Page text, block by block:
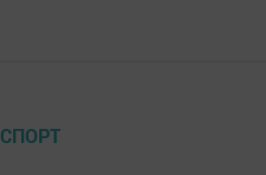
СПОРТ